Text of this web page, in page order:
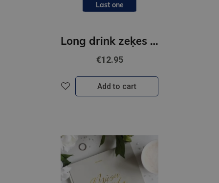
Last one
Long drink zeķes 40-46 sarkanas
€12.95
Add to cart